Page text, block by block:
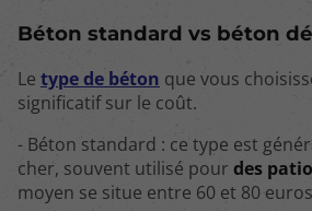
Béton standard vs béton
Le type de béton que vous
significatif sur le coût.
- Béton standard : ce type est
cher, souvent utilisé pour des
moyen se situe entre 60 et 80